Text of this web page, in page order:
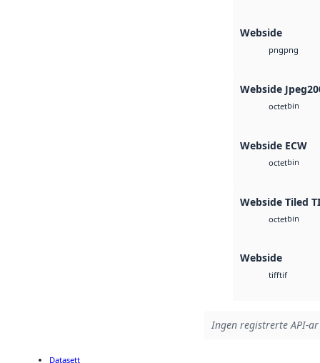
Webside
pngpng
Webside
octetbin
Webside ECW
octetbin
Webside Tiled
octetbin
Webside
tifftif
Ingen registrerte API-
Datasett